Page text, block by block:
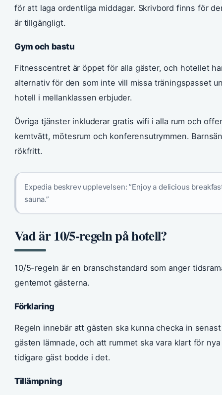
för att laga ordentliga middagar. Skrivbord finns för
är tillgängligt.
Gym och bastu
Fitnesscentret är öppet för alla gäster, och hotellet
alternativ för den som inte vill missa träningspasset
hotell i mellanklassen erbjuder.
Övriga tjänster inkluderar gratis wifi i alla rum och
kemtvätt, mötesrum och konferensutrymmen.
rökfritt.
Expedia beskrev upplevelsen: ”Enjoy a delicious
sauna.”
Vad är 10/5-regeln på hotell?
10/5-regeln är en branschstandard som anger
gentemot gästerna.
Förklaring
Regeln innebär att gästen ska kunna checka in
gästen lämnade, och att rummet ska vara klart för
tidigare gäst bodde i det.
Tillämpning